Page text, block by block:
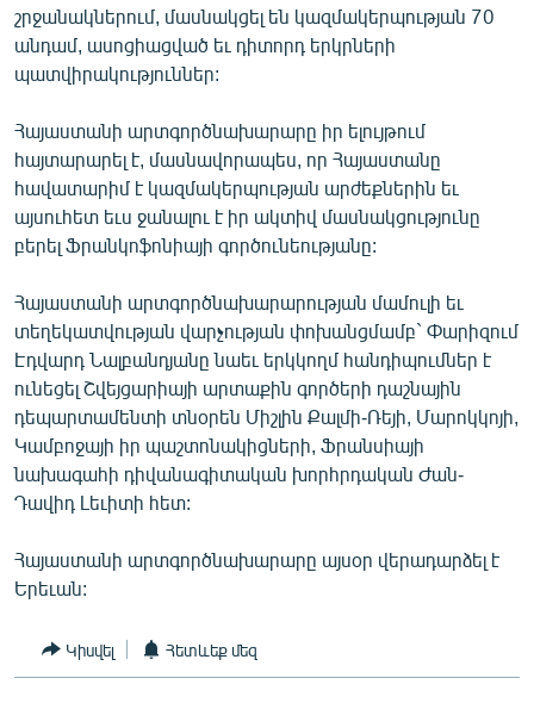
ՄԵԿՆԱԲԱՆՈՒԹՅՈՒՆ
ՏՏ ԵՒ ԻՆՏԵՐՆԵՏ
ԱՐԽԻՎ
ՏԵՍԱՆՅՈՒԹԵՐ
ԲԱՆԱՎԵՃ
ՓՈԴՔԱՍԹ
Հայերեն
English
Русский
շրջանակներում, մասնակցել են կազմակերպության 70
անդամ, ասոցիացված եւ դիտորդ երկրների
պատվիրակություններ:
Հայաստանի արտգործնախարարը իր ելույթում
հայտարարել է, մասնավորապես, որ Հայաստանը
հավատարիմ է կազմակերպության արժեքներին եւ
այսուհետ եւս ջանալու է իր ակտիվ մասնակցությունը
բերել Ֆրանկոֆոնիայի գործունեությանը:
Հայաստանի արտգործնախարարության մամուլի եւ
տեղեկատվության վարչության փոխանցմամբ` Փարիզում
Էդվարդ Նալբանդյանը նաեւ երկկողմ հանդիպումներ է
ունեցել Շվեյցարիայի արտաքին գործերի դաշնային
դեպարտամենտի տնօրեն Միշլին Քալմի-Ռեյի, Մարոկկոյի,
Կամբոջայի իր պաշտոնակիցների, Ֆրանսիայի
նախագահի դիվանագիտական խորհրդական Ժան-
Դավիդ Լեւիտի հետ:
Հայաստանի արտգործնախարարը այսօր վերադարձել է
Երեւան:
Կիսվել Հետևեք մեզ